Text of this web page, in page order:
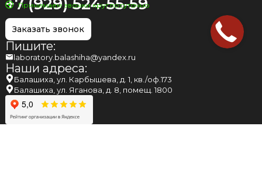
Принимаем звонки круглосуточно
Заказать звонок
Пишите:
laboratory.balashiha@yandex.ru
Наши адреса:
Балашиха, ул. Карбышева, д. 1, кв./оф.173
Балашиха, ул. Яганова, д. 8, помещ. 1800